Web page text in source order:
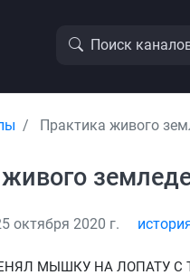
Поиск
Практика живого
октября 2020 г.
МЫШКУ НА ЛОПАТУ С